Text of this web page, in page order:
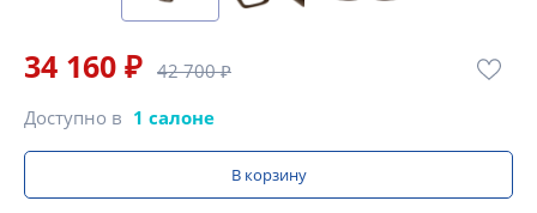
34 160 ₽ 42 700 ₽
Доступно в 1 салоне
В корзину